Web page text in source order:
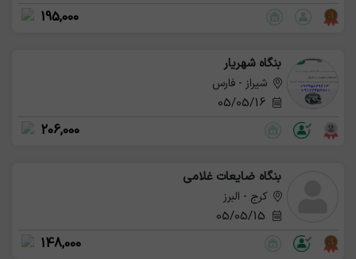
195,000
بنگاه شهریار
شیراز - فارس
05/05/16
206,000
بنگاه ضایعات غلامی
کرج - البرز
148,000